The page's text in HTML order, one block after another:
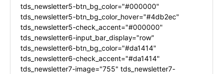
tds_newsletter5-btn_bg_color="#000000"
tds_newsletter5-btn_bg_color_hover="#4db2ec"
tds_newsletter5-check_accent="#000000"
tds_newsletter6-input_bar_display="row"
tds_newsletter6-btn_bg_color="#da1414"
tds_newsletter6-check_accent="#da1414"
tds_newsletter7-image="755" tds_newsletter7-